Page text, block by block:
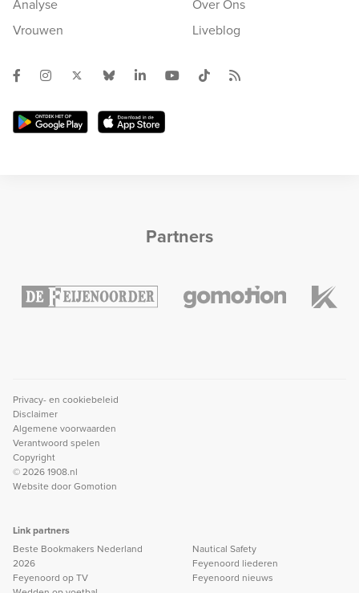
Analyse
Vrouwen
Over Ons
Liveblog
Partners
Privacy- en cookiebeleid
Disclaimer
Algemene voorwaarden
Verantwoord spelen
Copyright
© 2026 1908.nl
Website doorGomotion
Link partners
Beste Bookmakers Nederland
2026
Feyenoord op TV
Nautical Safety
Feyenoord liederen
Feyenoord nieuws